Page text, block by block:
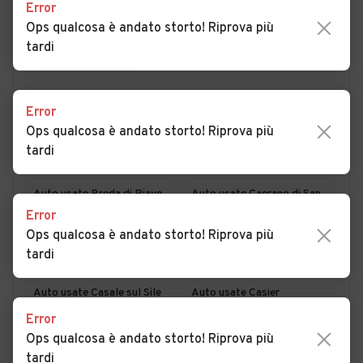
PER
Auto usate Altivole
Auto usate Asolo
Auto usate Breda di Piave
Auto usate Caerano di San
Auto usate Cappella
Maggiore
Auto usate Carbonera
Auto usate Casale sul Sile Auto usate Casier
Auto usate Castelcucco
Godego
Error
Ops qualcosa è andato storto! Riprova più
tardi
Error
Ops qualcosa è andato storto! Riprova più
tardi
Error
Ops qualcosa è andato storto! Riprova più
tardi
Error
Ops qualcosa è andato storto! Riprova più
tardi